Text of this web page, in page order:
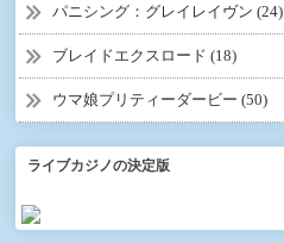
パニシング：グレイレイヴン (24)
ブレイドエクスロード (18)
ウマ娘プリティーダービー (50)
ライブカジノの決定版